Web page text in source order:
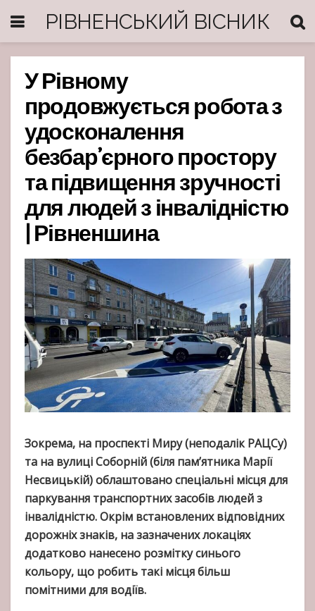
РІВНЕНСЬКИЙ ВІСНИК
У Рівному
продовжується робота з
удосконалення
безбар’єрного простору
та підвищення зручності
для людей з інвалідністю
| Рівненшина
Зокрема, на проспекті Миру (неподалік РАЦСу)
та на вулиці Соборній (біля пам’ятника Марії
Несвицькій) облаштовано спеціальні місця для
паркування транспортних засобів людей з
інвалідністю. Окрім встановлених відповідних
дорожніх знаків, на зазначених локаціях
додатково нанесено розмітку синього
кольору, що робить такі місця більш
помітними для водіїв.